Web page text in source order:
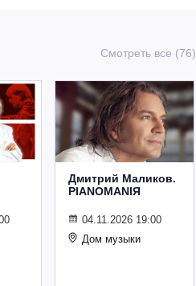
Смотреть все (76)
Дмитрий Маликов.
PIANOMANIЯ
04.11.2026 19:00
Дом музыки